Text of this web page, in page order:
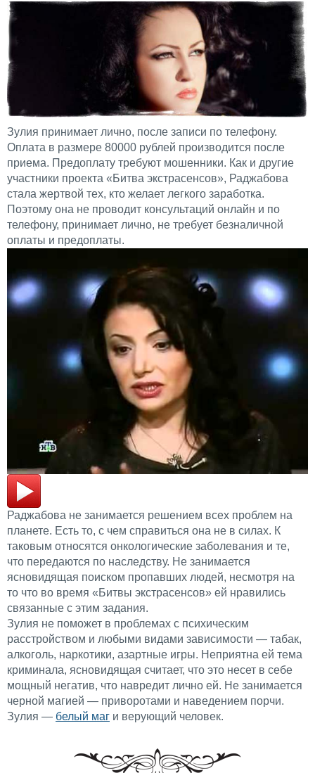
Зулия принимает лично, после записи по телефону.
Оплата в размере 80000 рублей производится после
приема. Предоплату требуют мошенники. Как и другие
участники проекта «Битва экстрасенсов», Раджабова
стала жертвой тех, кто желает легкого заработка.
Поэтому она не проводит консультаций онлайн и по
телефону, принимает лично, не требует безналичной
оплаты и предоплаты.
Раджабова не занимается решением всех проблем на
планете. Есть то, с чем справиться она не в силах. К
таковым относятся онкологические заболевания и те,
что передаются по наследству. Не занимается
ясновидящая поиском пропавших людей, несмотря на
то что во время «Битвы экстрасенсов» ей нравились
связанные с этим задания.
Зулия не поможет в проблемах с психическим
расстройством и любыми видами зависимости — табак,
алкоголь, наркотики, азартные игры. Неприятна ей тема
криминала, ясновидящая считает, что это несет в себе
мощный негатив, что навредит лично ей. Не занимается
черной магией — приворотами и наведением порчи.
Зулия — белый маг и верующий человек.